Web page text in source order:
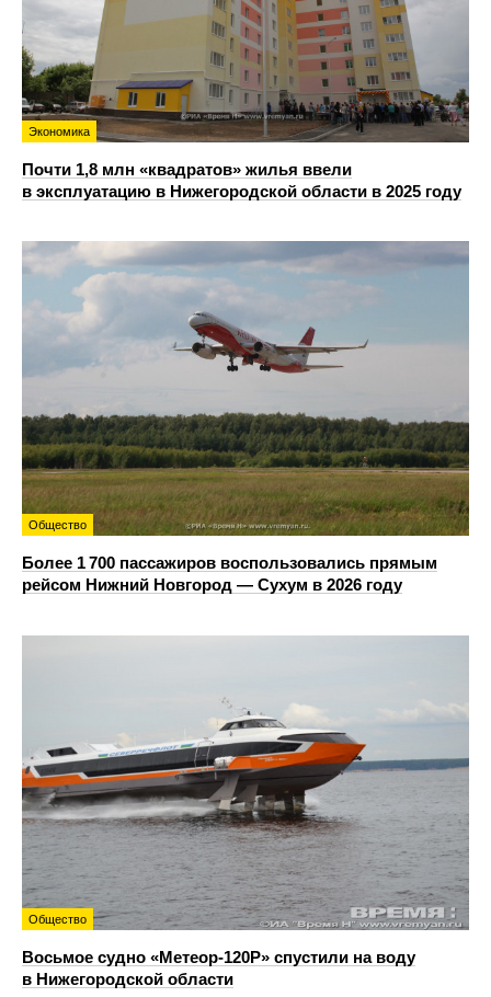
Экономика
Почти 1,8 млн «квадратов» жилья ввели
в эксплуатацию в Нижегородской области в 2025 году
Общество
Более 1 700 пассажиров воспользовались прямым
рейсом Нижний Новгород — Сухум в 2026 году
Общество
Восьмое судно «Метеор-120Р» спустили на воду
в Нижегородской области